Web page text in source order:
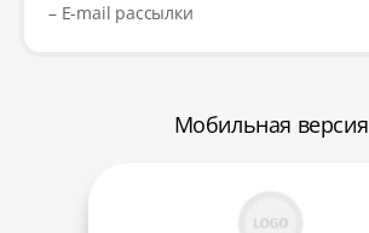
– E-mail рассылки
Мобильная версия